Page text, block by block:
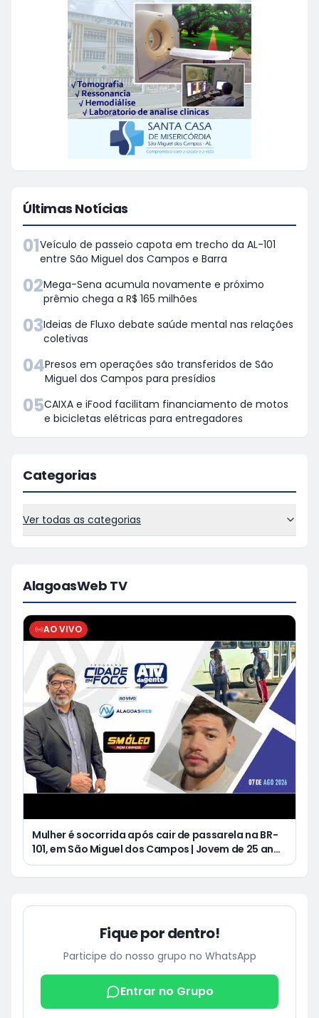
Últimas Notícias
01Veículo de passeio capota em trecho da AL-101
entre São Miguel dos Campos e Barra
02Mega-Sena acumula novamente e próximo
prêmio chega a R$ 165 milhões
03Ideias de Fluxo debate saúde mental nas relações
coletivas
04Presos em operações são transferidos de São
Miguel dos Campos para presídios
05CAIXA e iFood facilitam financiamento de motos
e bicicletas elétricas para entregadores
Categorias
Ver todas as categorias
AlagoasWeb TV
AO VIVO
Mulher é socorrida após cair de passarela na BR-
101, em São Miguel dos Campos | Jovem de 25 anos
morre após acidente de moto no Distrito
Fique por dentro!
Participe do nosso grupo no WhatsApp
Entrar no Grupo